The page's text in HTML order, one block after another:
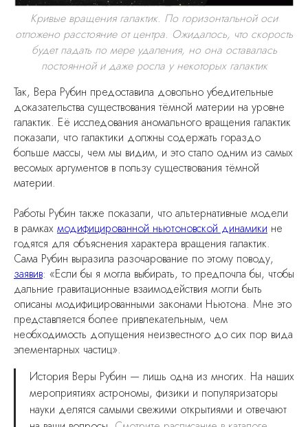
Кривые вращения галактик. По горизонтальной оси
отложено расстояние от центра. Ожидалось, что скорость
будет падать по мере удаления, но она оставалась
постоянной и даже росла у некоторых галактик
Так, Вера Рубин предоставила довольно убедительные
доказательства существования тёмной материи на уровне
галактик. Её исследования аномального вращения галактик
показали, что галактики должны содержать гораздо
больше массы, чем мы видим, и это стало одним из самых
весомых аргументов в пользу существования тёмной
материи.
Работы Рубин также показали, что альтернативные модели
в рамках модифицированной ньютоновской динамики не
годятся для объяснения характера вращения галактик.
Сама Рубин выразила разочарование по этому поводу,
заявив: «Если бы я могла выбирать, то предпочла бы, чтобы
дальние гравитационные взаимодействия могли быть
описаны модифицированными законами Ньютона. Мне это
представляется более привлекательным, чем
необходимость допущения неизвестного до сих пор вида
элементарных частиц».
История Веры Рубин — лишь одна из многих. На наших
мероприятиях астрономы, физики и популяризаторы
науки делятся самыми свежими открытиями и отвечают